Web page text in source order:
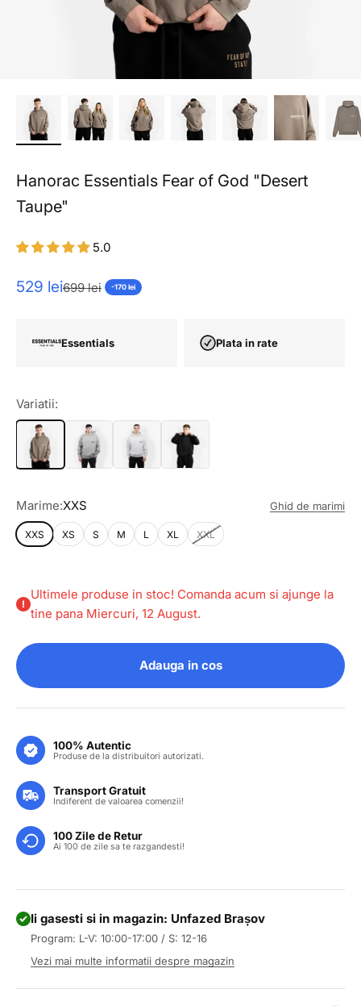
Hanorac Essentials Fear of God "Desert
Taupe"
5.0
Pret redus
529 leiPret normal
699 lei -170 lei
Essentials Plata in rate
Variatii:
Marime:XXS Ghid de marimi
XXS XS S M L XL XXL
Ultimele produse in stoc! Comanda acum si ajunge la
tine pana Miercuri, 12 August.
Adauga in cos
100% Autentic
Produse de la distribuitori autorizati.
Transport Gratuit
Indiferent de valoarea comenzii!
100 Zile de Retur
Ai 100 de zile sa te razgandesti!
Ii gasesti si in magazin: Unfazed Brașov
Program: L-V: 10:00-17:00 / S: 12-16
Vezi mai multe informatii despre magazin